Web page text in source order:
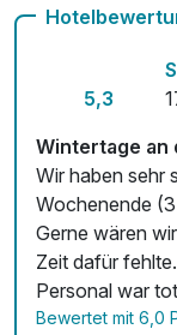
Fahrradverleih
5,3
Wintertage an
Wir haben sehr
Wochenende
Gerne wären
Zeit dafür
Personal war
Dazu noch das
Bewertet mit 6,0